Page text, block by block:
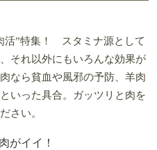
活”特集！ スタミナ源として
それ以外にもいろんな効果が
なら貧血や風邪の予防、羊肉
いった具合。ガッツリと肉を
さい。
がイイ！